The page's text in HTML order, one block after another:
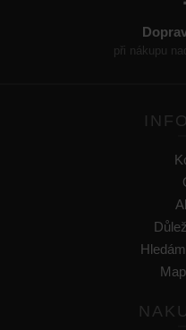
při nákupu